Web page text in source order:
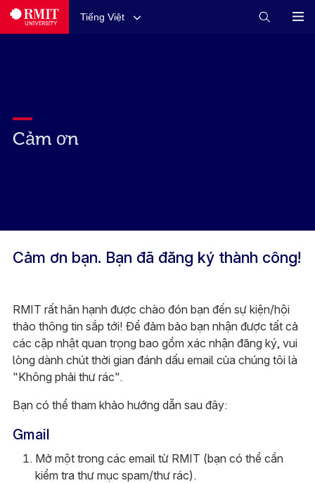
Tiếng Việt
Cảm ơn
Cảm ơn bạn. Bạn đã đăng ký thành công!
RMIT rất hân hạnh được chào đón bạn đến sự kiện/hội
thảo thông tin sắp tới! Để đảm bảo bạn nhận được tất cả
các cập nhật quan trọng bao gồm xác nhận đăng ký, vui
lòng dành chút thời gian đánh dấu email của chúng tôi là
"Không phải thư rác".
Bạn có thể tham khảo hướng dẫn sau đây:
Gmail
Mở một trong các email từ RMIT (bạn có thể cần
kiểm tra thư mục spam/thư rác).